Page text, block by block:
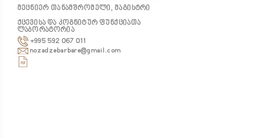
მეცნიერ თანამშრომელი, მაგისტრი
ქცევისა და კოგნიტურ ფუნქციათა
ლაბორატორია
+995 592 067 011
nozadzebarbare@gmail.com